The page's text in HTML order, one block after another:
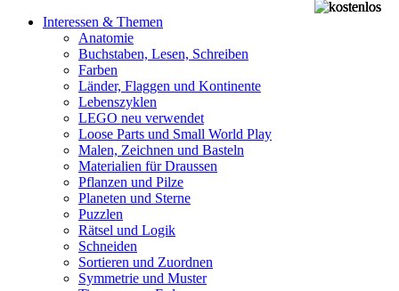
Interessen & Themen
Anatomie
Buchstaben, Lesen, Schreiben
Farben
Länder, Flaggen und Kontinente
Lebenszyklen
LEGO neu verwendet
Loose Parts und Small World Play
Malen, Zeichnen und Basteln
Materialien für Draussen
Pflanzen und Pilze
Planeten und Sterne
Puzzlen
Rätsel und Logik
Schneiden
Sortieren und Zuordnen
Symmetrie und Muster